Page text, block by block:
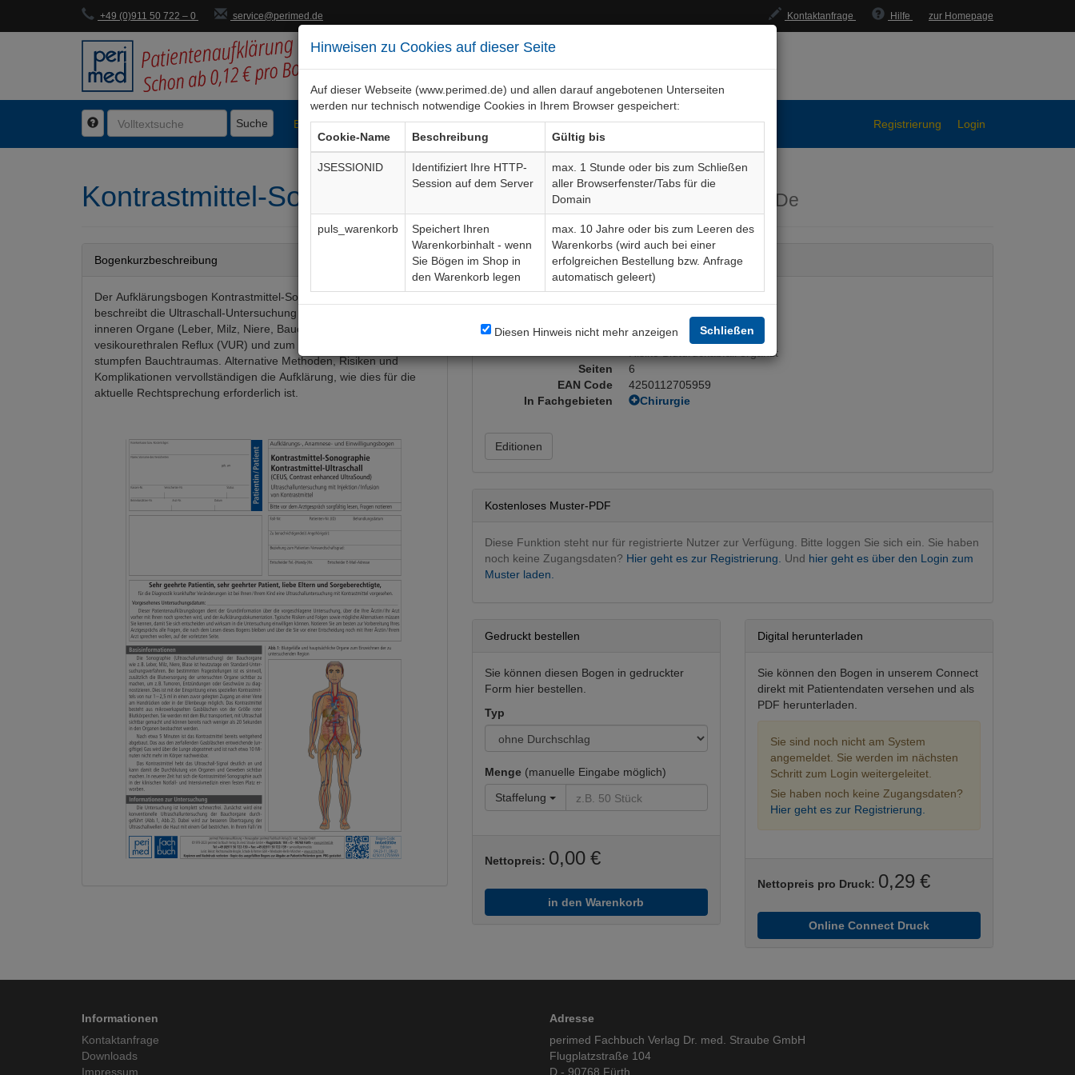
+49 (0)911 50 722 – 0 service@perimed.de Kontaktanfrage Hilfe zur Homepage
Suche BogenFachgebiete Bogen-Gesamtübersicht Registrierung Login
Hinweisen zu Cookies auf dieser Seite
Auf dieser Webseite (www.perimed.de) und allen darauf angebotenen Unterseiten
werden nur technisch notwendige Cookies in Ihrem Browser gespeichert:
Cookie-Name Beschreibung
Gültig bis
JSESSIONID
Identifiziert Ihre HTTP-
Session auf dem Server
max. 1 Stunde oder bis zum Schließen
aller Browserfenster/Tabs für die
Domain
puls_warenkorb
Speichert Ihren
Warenkorbinhalt - wenn
Sie Bögen im Shop in
den Warenkorb legen
max. 10 Jahre oder bis zum Leeren des
Warenkorbs (wird auch bei einer
erfolgreichen Bestellung bzw. Anfrage
automatisch geleert)
Diesen Hinweis nicht mehr anzeigen Schließen
Kontrastmittel-Sonographie (CEUS) Aufklärungsbogen ImGe035De
Bogenkurzbeschreibung
Der Aufklärungsbogen Kontrastmittel-Sonographie (CEUS)
beschreibt die Ultraschall-Untersuchung mittels Kontrastmittel der
inneren Organe (Leber, Milz, Niere, Bauchspeicheldrüse), den
vesikourethralen Reflux (VUR) und zum Ausschluss eines
stumpfen Bauchtraumas. Alternative Methoden, Risiken und
Komplikationen vervollständigen die Aufklärung, wie dies für die
aktuelle Rechtsprechung erforderlich ist.
Bogendetails
Aktuelle Edition
04-23-11
Risiko Blutdruckabfall ergänzt
Seiten
6
EAN Code
4250112705959
In Fachgebieten
Chirurgie
Pädiatrie
Pädiatrie
Editionen
Kostenloses Muster-PDF
Diese Funktion steht nur für registrierte Nutzer zur Verfügung. Bitte loggen Sie sich ein. Sie haben
noch keine Zugangsdaten? Hier geht es zur Registrierung. Und hier geht es über den Login zum
Muster laden.
Gedruckt bestellen
Sie können diesen Bogen in gedruckter
Form hier bestellen.
Typ
Menge (manuelle Eingabe möglich)
Staffelung
Nettopreis: 0,00 €
in den Warenkorb
Digital herunterladen
Sie können den Bogen in unserem Connect
direkt mit Patientendaten versehen und als
PDF herunterladen.
Sie sind noch nicht am System
angemeldet. Sie werden im nächsten
Schritt zum Login weitergeleitet.
Sie haben noch keine Zugangsdaten?
Hier geht es zur Registrierung.
Nettopreis pro Druck: 0,29 €
Online Connect Druck
Informationen
Kontaktanfrage
Downloads
Impressum
Adresse
perimed Fachbuch Verlag Dr. med. Straube GmbH
Flugplatzstraße 104
D - 90768 Fürth